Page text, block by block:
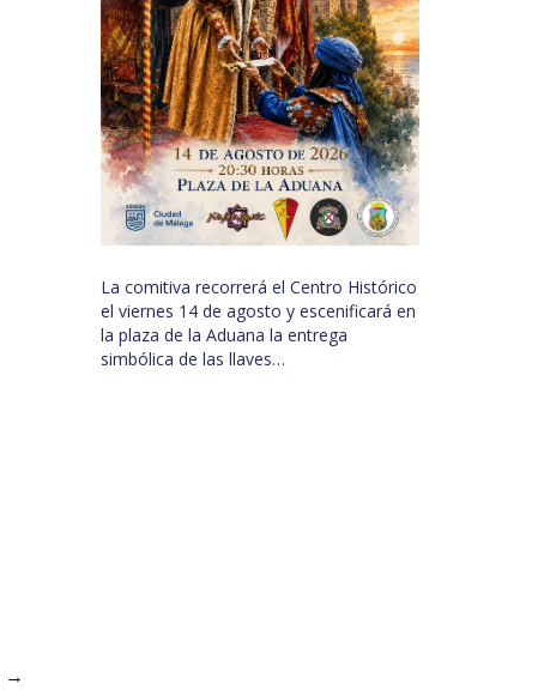
→
La comitiva recorrerá el Centro Histórico
el viernes 14 de agosto y escenificará en
la plaza de la Aduana la entrega
simbólica de las llaves…